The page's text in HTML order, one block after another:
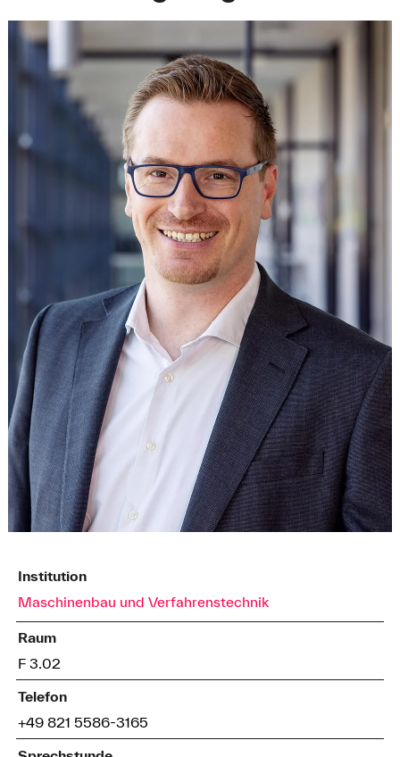
Institution
Maschinenbau und Verfahrenstechnik
Raum
F 3.02
Telefon
+49 821 5586-3165